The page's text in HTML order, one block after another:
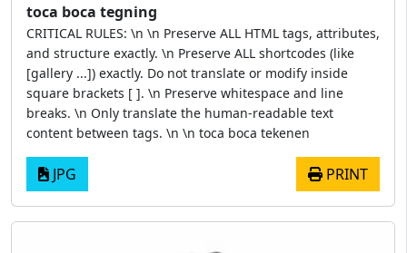
toca boca tegning
CRITICAL RULES: \n \n Preserve ALL HTML tags, attributes,
and structure exactly. \n Preserve ALL shortcodes (like
[gallery ...]) exactly. Do not translate or modify inside
square brackets [ ]. \n Preserve whitespace and line
breaks. \n Only translate the human-readable text
content between tags. \n \n toca boca tekenen
JPG PRINT